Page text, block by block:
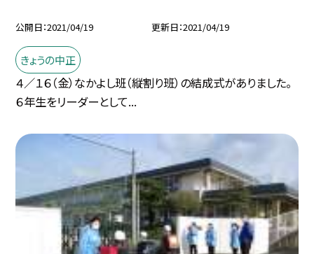
公開日 2021/04/19 更新日 2021/04/19
きょうの中正
４／１６（金）なかよし班（縦割り班）の結成式がありました。
６年生をリーダーとして...